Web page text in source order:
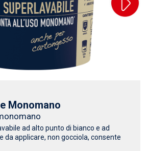
Monomano
ad alto punto di bianco e ad
da applicare, non gocciola, consente